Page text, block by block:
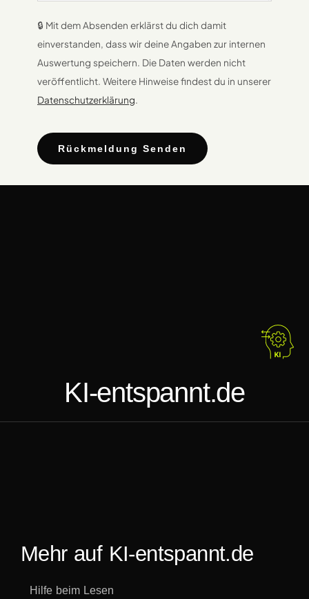
🔒 Mit dem Absenden erklärst du dich damit
einverstanden, dass wir deine Angaben zur internen
Auswertung speichern. Die Daten werden nicht
veröffentlicht. Weitere Hinweise findest du in unserer
Datenschutzerklärung.
Rückmeldung Senden
KI-entspannt.de
Mehr auf KI-entspannt.de
Hilfe beim Lesen